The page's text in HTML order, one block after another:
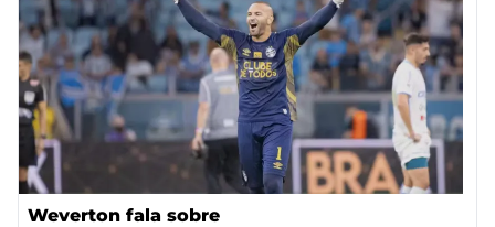
Weverton fala sobre